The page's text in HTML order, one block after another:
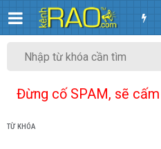
Đừng cố SPAM, sẽ
TỪ KHÓA